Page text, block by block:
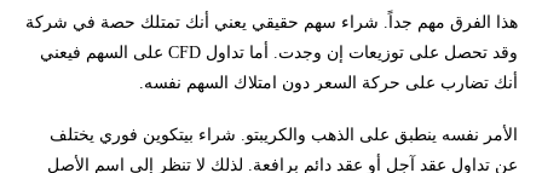
هذا الفرق مهم جداً. شراء سهم حقيقي يعني أنك تمتلك حصة في شركة
وقد تحصل على توزيعات إن وجدت. أما تداول CFD على السهم فيعني
أنك تضارب على حركة السعر دون امتلاك السهم نفسه.
الأمر نفسه ينطبق على الذهب والكريبتو. شراء بيتكوين فوري يختلف
عن تداول عقد آجل أو عقد دائم برافعة. لذلك لا تنظر إلى اسم الأصل